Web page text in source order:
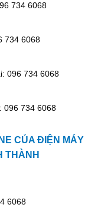
734 6068
734 6068
096 734 6068
096 734 6068
CỦA ĐIỆN MÁY
THÀNH
6068